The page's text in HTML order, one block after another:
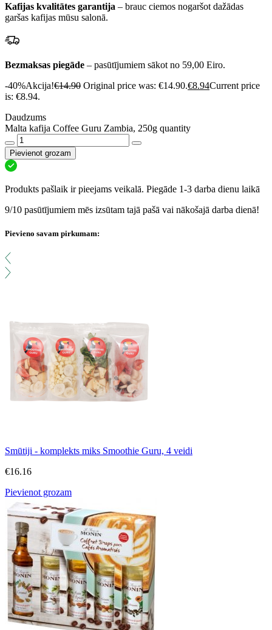
Kafijas kvalitātes garantija – brauc ciemos nogaršot dažādas
garšas kafijas mūsu salonā.
Bezmaksas piegāde – pasūtījumiem sākot no 59,00 Eiro.
-40%Akcija!€14.90 Original price was: €14.90.€8.94Current price
is: €8.94.
Daudzums
Malta kafija Coffee Guru Zambia, 250g quantity
Pievienot grozam
Produkts pašlaik ir pieejams veikalā. Piegāde 1-3 darba dienu laikā
9/10 pasūtījumiem mēs izsūtam tajā pašā vai nākošajā darba dienā!
Pievieno savam pirkumam:
Smūtiji - komplekts miks Smoothie Guru, 4 veidi
€16.16
Pievienot grozam